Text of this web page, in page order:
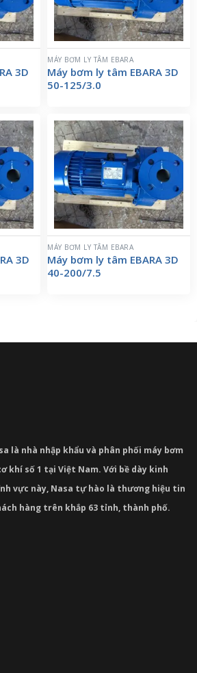
3D
MÁY BƠM LY TÂM EBARA
Máy bơm ly tâm EBARA 3D
50-125/3.0
3D
MÁY BƠM LY TÂM EBARA
Máy bơm ly tâm EBARA 3D
40-200/7.5
là nhà nhập khẩu và phân phối máy bơm
khí số 1 tại Việt Nam. Với bề dày kinh
vực này, Nasa tự hào là thương hiệu tin
hàng trên khắp 63 tỉnh, thành phố.